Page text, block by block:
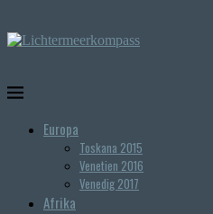
Europa
Toskana 2015
Venetien 2016
Venedig 2017
Afrika